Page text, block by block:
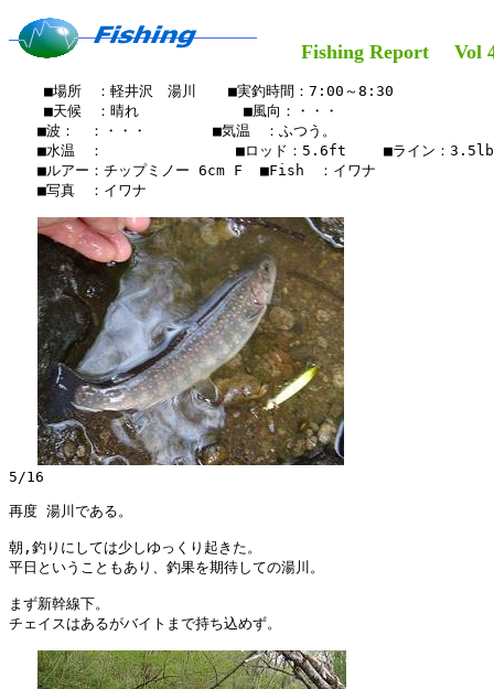
Fishing Report Vol
    ■場所　：軽井沢　湯川　  ■実釣時間：7:00～8:30
    ■天候　：晴れ  　     　　■風向：・・・
■波：　：・・・　　　　 ■気温　：ふつう。
■水温　：　　　　　　　  　■ロッド：5.6ft 　　■ライン：
■ルアー：チップミノー 6cm F  ■Fish　：イワナ
■写真　：イワナ
5/16
再度 湯川である。
朝,釣りにしては少しゆっくり起きた。
平日ということもあり、釣果を期待しての湯川。
まず新幹線下。
チェイスはあるがバイトまで持ち込めず。